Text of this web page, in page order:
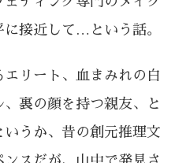
接近して…という話。
リート、血まみれの白
裏の顔を持つ親友、と
うか、昔の創元推理文